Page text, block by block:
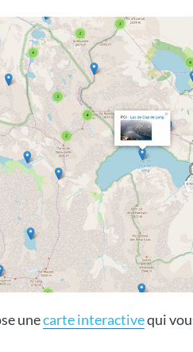
unecarte interactivequi